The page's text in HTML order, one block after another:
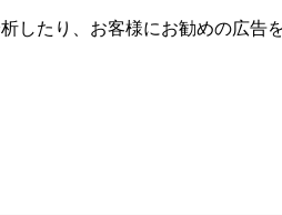
したり、お客様にお勧めの広告